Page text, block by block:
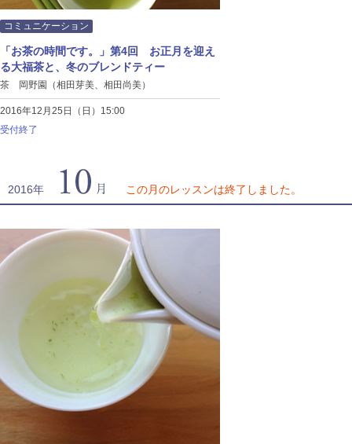
コミュニケーション
「お茶の時間です。」第4回 お正月を迎え
る大福茶と、冬のブレンドティー
茶 岡野園（相田芽美、相田尚美）
2016年12月25日（日）15:00
受付終了
2016年 この月のレッスンは終了しました。